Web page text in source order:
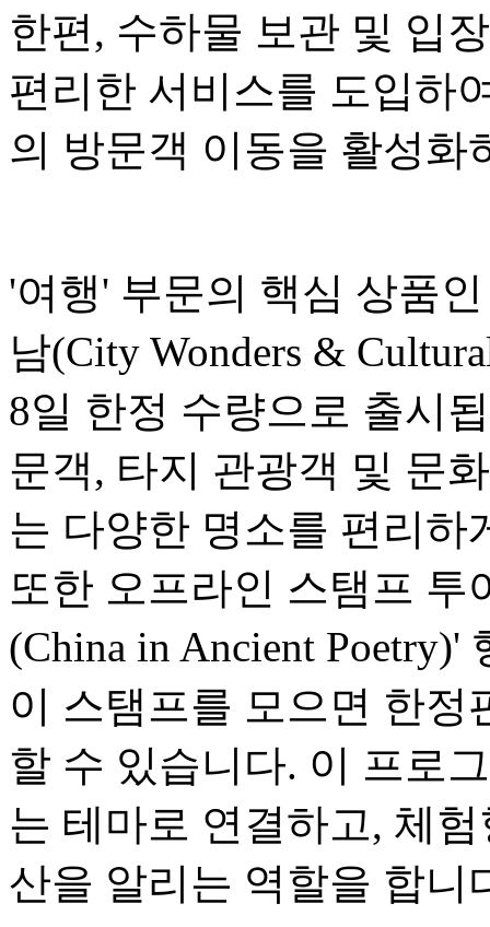
한편, 수하물 보관 및 입
편리한 서비스를 도입하
의 방문객 이동을 활성화
'여행' 부문의 핵심 상품
남(City Wonders &
8일 한정 수량으로 출시
문객, 타지 관광객 및 문
는 다양한 명소를 편리하
또한 오프라인 스탬프
(China in Ancient
이 스탬프를 모으면 한정
할 수 있습니다. 이 프로
는 테마로 연결하고, 체
산을 알리는 역할을 합니